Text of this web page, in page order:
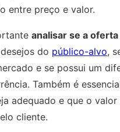
entre preço e valor.
analisar se a
do público-alvo,
e se possui um
Também é
adequado e que o
cliente.